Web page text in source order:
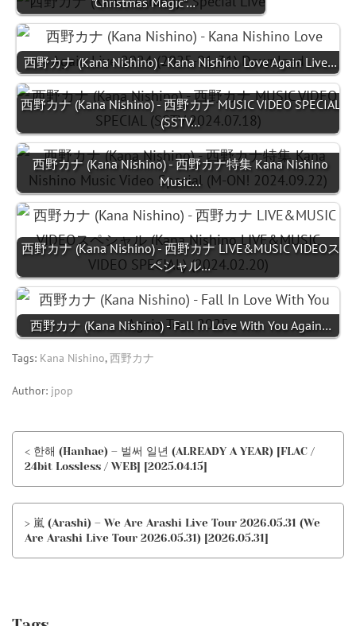
西野カナ (Kana Nishino) - Kana Nishino Love Again Live…
西野カナ (Kana Nishino) - 西野カナ MUSIC VIDEO SPECIAL
(SSTV…
西野カナ (Kana Nishino) - 西野カナ特集 Kana Nishino
Music…
西野カナ (Kana Nishino) - 西野カナ LIVE&MUSIC VIDEOス
ペシャル…
西野カナ (Kana Nishino) - Fall In Love With You Again…
Tags: Kana Nishino,西野カナ
Author: jpop
< 한해 (Hanhae) – 벌써 일년 (ALREADY A YEAR) [FLAC /
24bit Lossless / WEB] [2025.04.15]
> 嵐 (Arashi) – We Are Arashi Live Tour 2026.05.31 (We
Are Arashi Live Tour 2026.05.31) [2026.05.31]